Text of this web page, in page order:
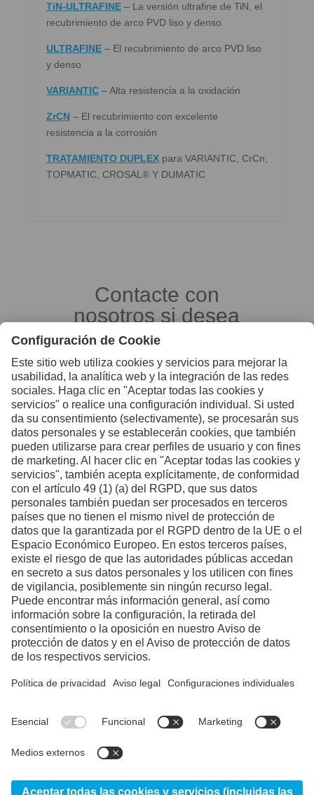
TiN-ULTRAFINE– La versión ultrafine de TiN, el
recubrimiento de arco PVD liso y denso
ULTRAFINE– El recubrimiento de arco PVD liso
y denso
VARIANTIC– Alta resistencia a la oxidación
ZrCN – El recubrimiento con excelente
resistencia a la corrosión
TRATAMIENTO DUPLEXpara VARIANTIC, CrCn,
TOPMATIC, CROSAL® Y DUMATIC
Contacte con
nosotros si desea
más información
Contacto
Facebook
Instagram
Linkedin